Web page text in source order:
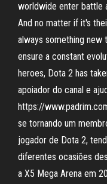
worldwide enter battle
And no matter if it's
always something new
ensure a constant
heroes, Dota 2 has
apoiador do canal e
https://
se tornando um
jogador de Dota 2,
diferentes ocasiões
a X5 Mega Arena em